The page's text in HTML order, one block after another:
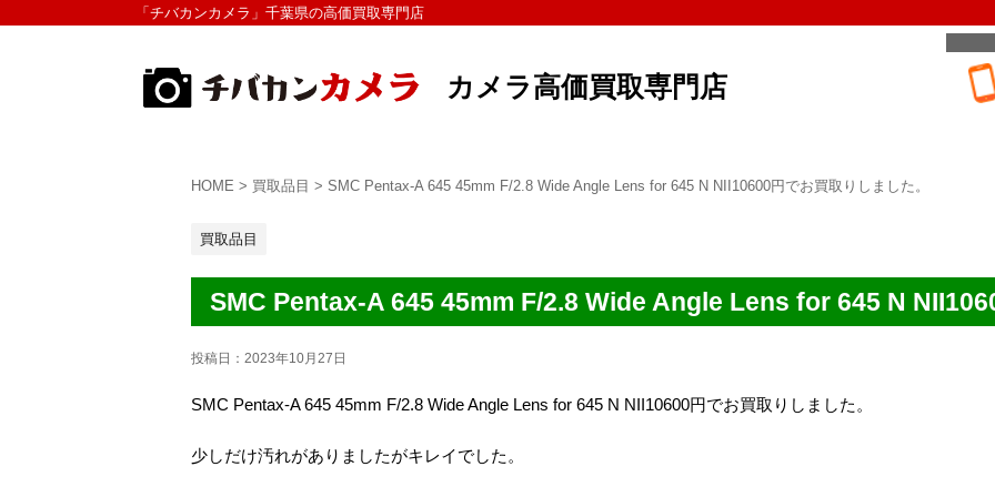
「チバカンカメラ」千葉県の高価買取専門店
カメラ高価買取専門店
HOME > 買取品目 > SMC Pentax-A 645 45mm F/2.8 Wide Angle Lens for 645 N NII10600円でお買取りしました。
買取品目
SMC Pentax-A 645 45mm F/2.8 Wide Angle Lens for 645 N
投稿日： 2023年10月27日
SMC Pentax-A 645 45mm F/2.8 Wide Angle Lens for 645 N NII10600円でお買取りしました。
少しだけ汚れがありましたがキレイでした。